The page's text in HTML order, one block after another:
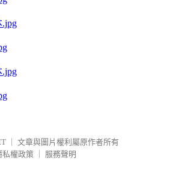
文章與圖片權利屬原作者所有
私權政策
服務聲明